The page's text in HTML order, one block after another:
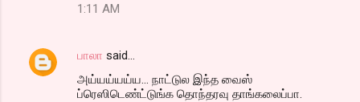
1:11 AM
பாலா said…
அய்யய்யய்ய... நாட்டுல இந்த வைஸ்
ப்ரெஸிடெண்ட்டுங்க தொந்தரவு தாங்கலைப்பா.